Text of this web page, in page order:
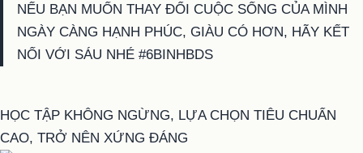
NẾU BẠN MUỐN THAY ĐỔI CUỘC SỐNG CỦA MÌNH
NGÀY CÀNG HẠNH PHÚC, GIÀU CÓ HƠN, HÃY KẾT
NỐI VỚI SÁU NHÉ #6BINHBDS
HỌC TẬP KHÔNG NGỪNG, LỰA CHỌN TIÊU CHUẨN
CAO, TRỞ NÊN XỨNG ĐÁNG